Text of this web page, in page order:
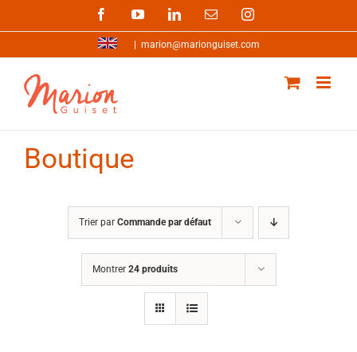
FacebookYouTubeLinkedInEmail Instagram
marion@marionguiset.com
Boutique
Trier par Commande par défaut
Montrer 24 produits